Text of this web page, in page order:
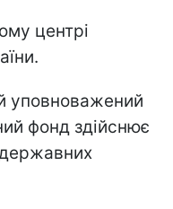
центрі
уповноважений
фонд здійснює
державних